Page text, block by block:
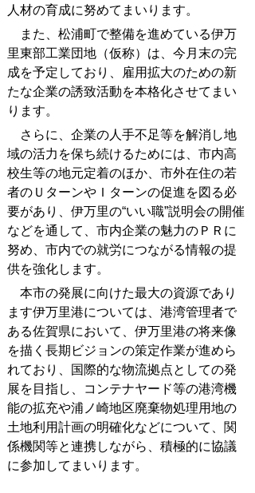
人材の育成に努めてまいります。
また、松浦町で整備を進めている伊万
里東部工業団地（仮称）は、今月末の完
成を予定しており、雇用拡大のための新
たな企業の誘致活動を本格化させてまい
ります。
さらに、企業の人手不足等を解消し地
域の活力を保ち続けるためには、市内高
校生等の地元定着のほか、市外在住の若
者のＵターンやＩターンの促進を図る必
要があり、伊万里の“いい職”説明会の開催
などを通して、市内企業の魅力のＰＲに
努め、市内での就労につながる情報の提
供を強化します。
本市の発展に向けた最大の資源であり
ます伊万里港については、港湾管理者で
ある佐賀県において、伊万里港の将来像
を描く長期ビジョンの策定作業が進めら
れており、国際的な物流拠点としての発
展を目指し、コンテナヤード等の港湾機
能の拡充や浦ノ崎地区廃棄物処理用地の
土地利用計画の明確化などについて、関
係機関等と連携しながら、積極的に協議
に参加してまいります。